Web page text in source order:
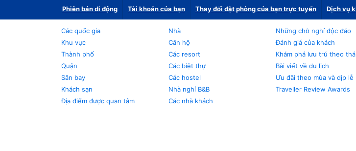
Phiên bản di động Tài khoản của bạn Thay đổi đặt phòng của bạn trực tuyến Dịch vụ
Các quốc gia
Khu vực
Thành phố
Quận
Sân bay
Khách sạn
Địa điểm được quan tâm
Nhà
Căn hộ
Các resort
Các biệt thự
Các hostel
Nhà nghỉ B&B
Các nhà khách
Những chỗ nghỉ độc đáo
Đánh giá của khách
Khám phá lưu trú theo
Bài viết về du lịch
Ưu đãi theo mùa và dịp lễ
Traveller Review Awards